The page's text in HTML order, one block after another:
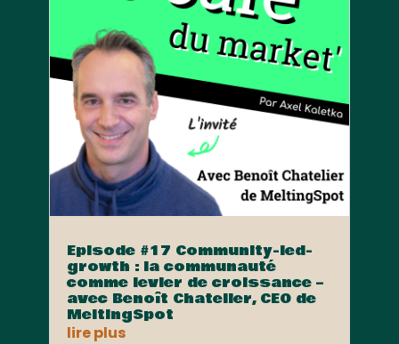
Episode #17 Community-led-
growth : la communauté
comme levier de croissance –
avec Benoît Chatelier, CEO de
MeltingSpot
lire plus